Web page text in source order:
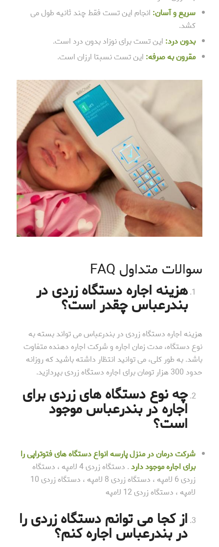
سریع و آسان: انجام این تست فقط چند ثانیه طول می
کشد.
بدون درد: این تست برای نوزاد بدون درد است.
مقرون به صرفه: این تست نسبتا ارزان است.
سوالات متداول FAQ
هزینه اجاره دستگاه زردی در
بندرعباس چقدر است؟
هزینه اجاره دستگاه زردی در بندرعباس می تواند بسته به
نوع دستگاه، مدت زمان اجاره و شرکت اجاره دهنده متفاوت
باشد. به طور کلی، می توانید انتظار داشته باشید که روزانه
حدود 300 هزار تومان برای اجاره دستگاه زردی بپردازید.
چه نوع دستگاه های زردی برای
اجاره در بندرعباس موجود
است؟
شرکت درمان در منزل پارسه انواع دستگاه های فتوتراپی را
برای اجاره موجود دارد
. دستگاه زردی 4 لامپه ، دستگاه
زردی 6 لامپه ، دستگاه زردی 8 لامپه ، دستگاه زردی 10
لامپه ، دستگاه زردی 12 لامپه
از کجا می توانم دستگاه زردی را
در بندرعباس اجاره کنم؟